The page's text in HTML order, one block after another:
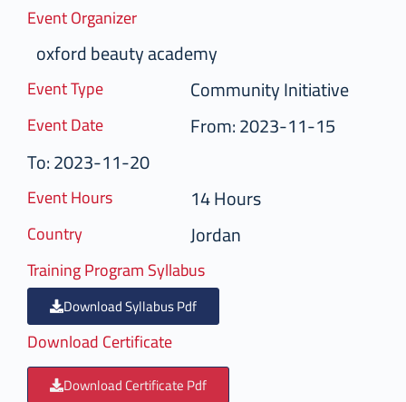
Event Organizer
oxford beauty academy
Event Type Community Initiative
Event Date
From: 2023-11-15
To: 2023-11-20
Event Hours 14 Hours
Country Jordan
Training Program Syllabus
Download Syllabus Pdf
Download Certificate
Download Certificate Pdf